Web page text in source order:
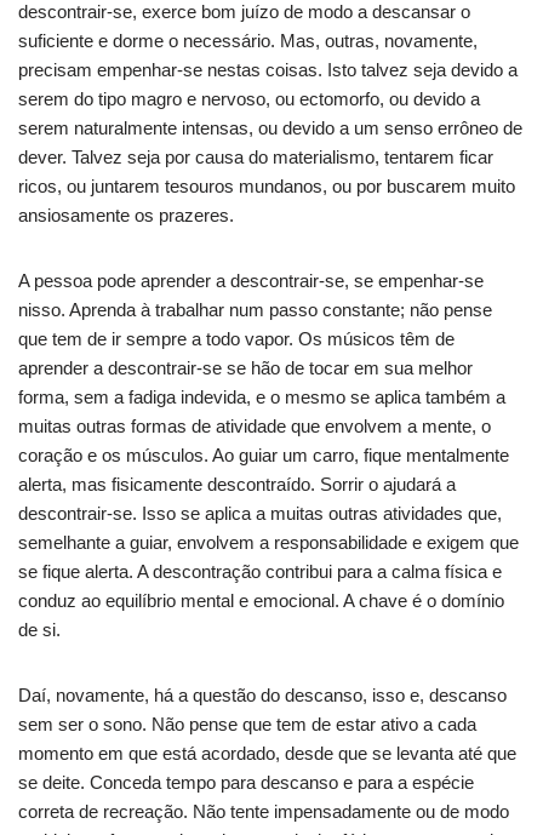
descontrair-se, exerce bom juízo de modo a descansar o
suficiente e dorme o necessário. Mas, outras, novamente,
precisam empenhar-se nestas coisas. Isto talvez seja devido a
serem do tipo magro e nervoso, ou ectomorfo, ou devido a
serem naturalmente intensas, ou devido a um senso errôneo de
dever. Talvez seja por causa do materialismo, tentarem ficar
ricos, ou juntarem tesouros mundanos, ou por buscarem muito
ansiosamente os prazeres.
A pessoa pode aprender a descontrair-se, se empenhar-se
nisso. Aprenda à trabalhar num passo constante; não pense
que tem de ir sempre a todo vapor. Os músicos têm de
aprender a descontrair-se se hão de tocar em sua melhor
forma, sem a fadiga indevida, e o mesmo se aplica também a
muitas outras formas de atividade que envolvem a mente, o
coração e os músculos. Ao guiar um carro, fique mentalmente
alerta, mas fisicamente descontraído. Sorrir o ajudará a
descontrair-se. Isso se aplica a muitas outras atividades que,
semelhante a guiar, envolvem a responsabilidade e exigem que
se fique alerta. A descontração contribui para a calma física e
conduz ao equilíbrio mental e emocional. A chave é o domínio
de si.
Daí, novamente, há a questão do descanso, isso e, descanso
sem ser o sono. Não pense que tem de estar ativo a cada
momento em que está acordado, desde que se levanta até que
se deite. Conceda tempo para descanso e para a espécie
correta de recreação. Não tente impensadamente ou de modo